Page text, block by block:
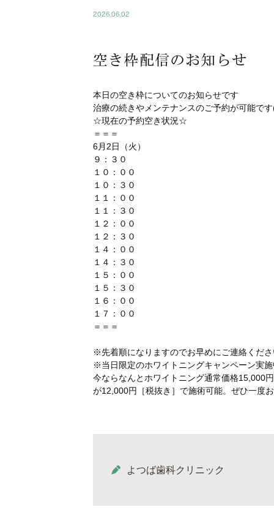
2026.06.02
空き枠配信のお知らせ
本日の空き枠についてのお知らせです
治療の続きやメンテナンスのご予約が可能で
☆現在の予約空き状況☆
＝＝＝
6月2日（火）
９：３０
１０：００
１０：３０
１１：００
１１：３０
１２：００
１２：３０
１４：００
１４：３０
１５：００
１５：３０
１６：００
１７：００
＝＝＝
※先着順になりますのでお早めにご連絡くだ
※当日限定のホワイトニングキャンペーン実
今ならなんとホワイトニング通常価格15,000
が12,000円［税抜き］で施術可能。ぜひ一度
よつば歯科クリニック